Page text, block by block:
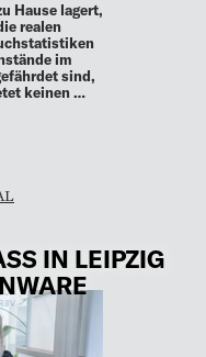
Hause lagert,
realen
im
sind,
keinen …
IN LEIPZIG